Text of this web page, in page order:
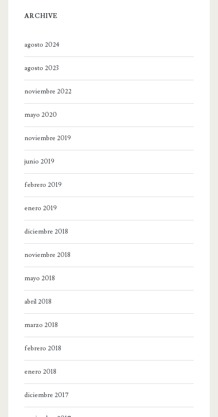
ARCHIVE
agosto 2024
agosto 2023
noviembre 2022
mayo 2020
noviembre 2019
junio 2019
febrero 2019
enero 2019
diciembre 2018
noviembre 2018
mayo 2018
abril 2018
marzo 2018
febrero 2018
enero 2018
diciembre 2017